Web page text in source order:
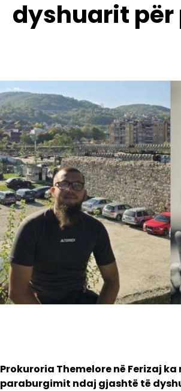
dyshuarit për
Prokuroria Themelore në Ferizaj
paraburgimit ndaj gjashtë të